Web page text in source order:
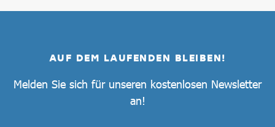
AUF DEM LAUFENDEN BLEIBEN!
Melden Sie sich für unseren kostenlosen Newsletter
an!